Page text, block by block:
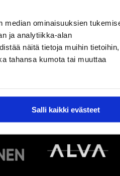
median ominaisuuksien
ja analytiikka-alan
näitä tietoja muihin
tahansa kumota tai muuttaa
Salli kaikki evästeet
Veeti
kahden